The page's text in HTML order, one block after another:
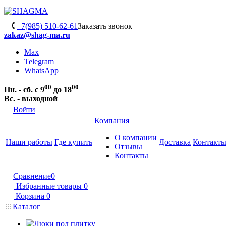
+7(985) 510-62-61Заказать звонок
zakaz@shag-ma.ru
Max
Telegram
WhatsApp
Пн. - сб. с 900 до 1800
Вс. - выходной
Войти
Наши работы Где купить
Компания
О компании
Отзывы
Контакты
Доставка Контакты
Сравнение0
Избранные товары 0
Корзина 0
Каталог